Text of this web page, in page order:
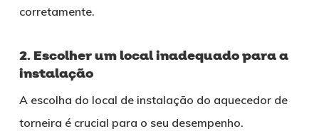
corretamente.
2. Escolher um local inadequado para a
instalação
A escolha do local de instalação do aquecedor de
torneira é crucial para o seu desempenho.